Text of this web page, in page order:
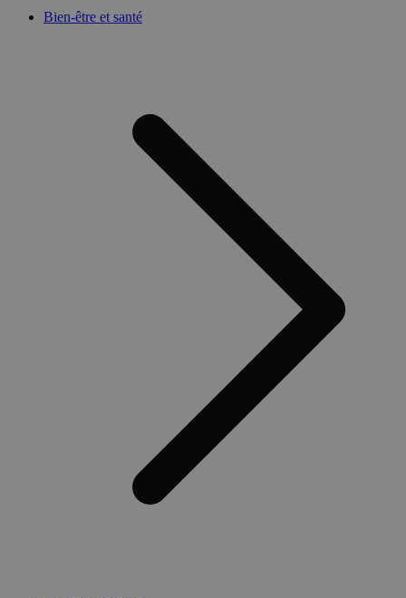
Bien-être et santé